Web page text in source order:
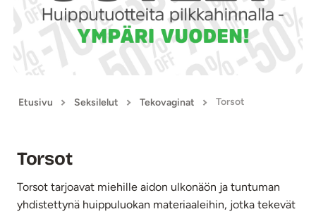
Etusivu Seksilelut Tekovaginat Torsot
Torsot
Torsot tarjoavat miehille aidon ulkonäön ja tuntuman
yhdistettynä huippuluokan materiaaleihin, jotka tekevät